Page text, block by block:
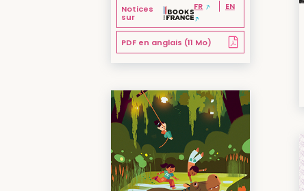
Notices
sur
FR EN
PDF en anglais (11 Mo)